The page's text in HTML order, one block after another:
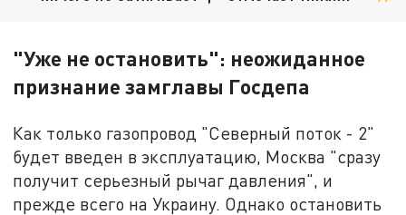
"Уже не остановить": неожиданное
признание замглавы Госдепа
Как только газопровод "Северный поток - 2"
будет введен в эксплуатацию, Москва "сразу
получит серьезный рычаг давления", и
прежде всего на Украину. Однако остановить